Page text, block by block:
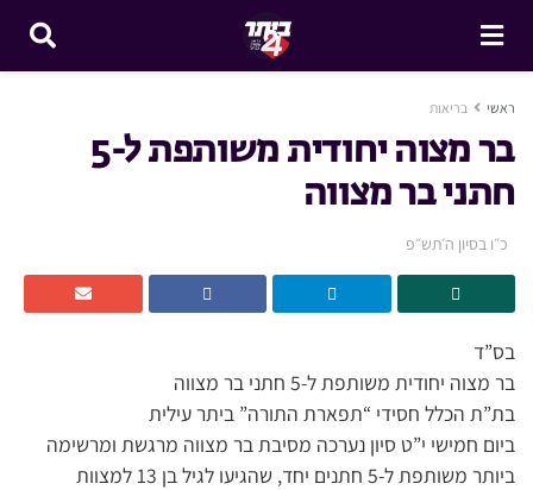
ראשי בריאות
בר מצוה יחודית משותפת ל-5
חתני בר מצווה
כ״ו בסיון ה׳תש״פ
בס”ד
בר מצוה יחודית משותפת ל-5 חתני בר מצווה
בת”ת הכלל חסידי “תפארת התורה” ביתר עילית
ביום חמישי י”ט סיון נערכה מסיבת בר מצווה מרגשת ומרשימה
ביותר משותפת ל-5 חתנים יחד, שהגיעו לגיל בן 13 למצוות